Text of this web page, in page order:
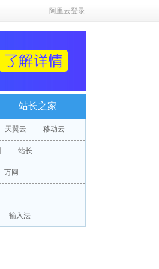
阿里云登录
站长之家
天翼云 移动云
站长
万网
输入法